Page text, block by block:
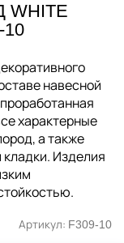
навесной
характерные
а также
Изделия
Артикул: F309-10